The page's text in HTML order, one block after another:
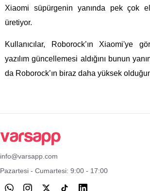
Xiaomi süpürgenin yanında pek çok
üretiyor.
Kullanıcılar, Roborock’ın Xiaomi'ye
yazılım güncellemesi aldığını bunun
da Roborock’ın biraz daha yüksek
info@varsapp.com
Pazartesi - Cumartesi: 9:00 - 17:00